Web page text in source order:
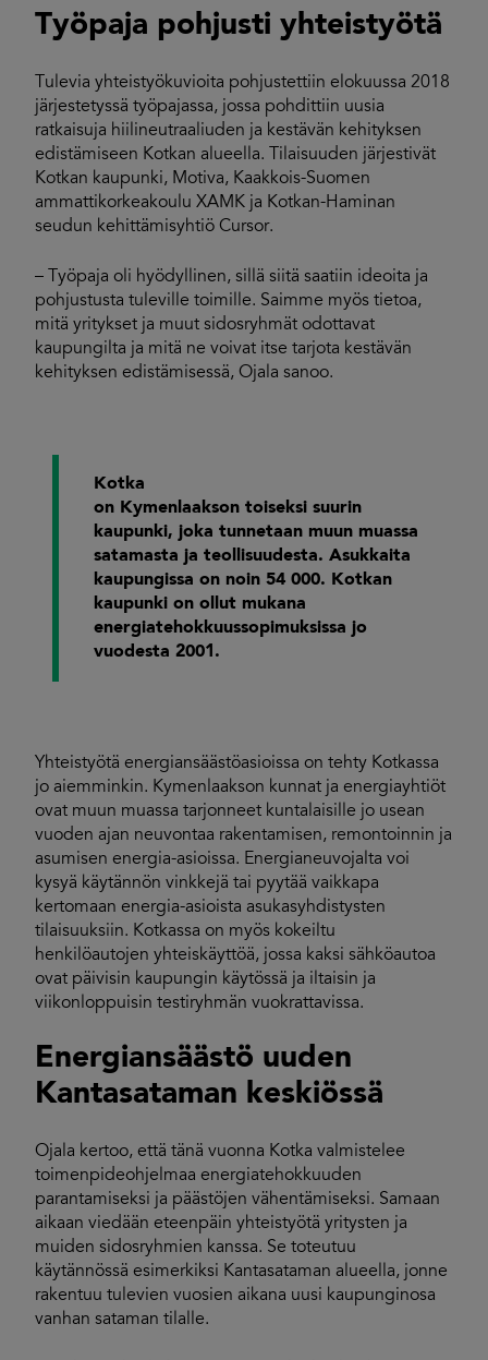
Työpaja pohjusti yhteistyötä
Tulevia yhteistyökuvioita pohjustettiin elokuussa 2018
järjestetyssä työpajassa, jossa pohdittiin uusia
ratkaisuja hiilineutraaliuden ja kestävän kehityksen
edistämiseen Kotkan alueella. Tilaisuuden järjestivät
Kotkan kaupunki, Motiva, Kaakkois-Suomen
ammattikorkeakoulu XAMK ja Kotkan-Haminan
seudun kehittämisyhtiö Cursor.
– Työpaja oli hyödyllinen, sillä siitä saatiin ideoita ja
pohjustusta tuleville toimille. Saimme myös tietoa,
mitä yritykset ja muut sidosryhmät odottavat
kaupungilta ja mitä ne voivat itse tarjota kestävän
kehityksen edistämisessä, Ojala sanoo.
Kotka
on Kymenlaakson toiseksi suurin
kaupunki, joka tunnetaan muun muassa
satamasta ja teollisuudesta. Asukkaita
kaupungissa on noin 54 000. Kotkan
kaupunki on ollut mukana
energiatehokkuussopimuksissa jo
vuodesta 2001.
Yhteistyötä energiansäästöasioissa on tehty Kotkassa
jo aiemminkin. Kymenlaakson kunnat ja energiayhtiöt
ovat muun muassa tarjonneet kuntalaisille jo usean
vuoden ajan neuvontaa rakentamisen, remontoinnin ja
asumisen energia-asioissa. Energianeuvojalta voi
kysyä käytännön vinkkejä tai pyytää vaikkapa
kertomaan energia-asioista asukasyhdistysten
tilaisuuksiin. Kotkassa on myös kokeiltu
henkilöautojen yhteiskäyttöä, jossa kaksi sähköautoa
ovat päivisin kaupungin käytössä ja iltaisin ja
viikonloppuisin testiryhmän vuokrattavissa.
Energiansäästö uuden
Kantasataman keskiössä
Ojala kertoo, että tänä vuonna Kotka valmistelee
toimenpideohjelmaa energiatehokkuuden
parantamiseksi ja päästöjen vähentämiseksi. Samaan
aikaan viedään eteenpäin yhteistyötä yritysten ja
muiden sidosryhmien kanssa. Se toteutuu
käytännössä esimerkiksi Kantasataman alueella, jonne
rakentuu tulevien vuosien aikana uusi kaupunginosa
vanhan sataman tilalle.